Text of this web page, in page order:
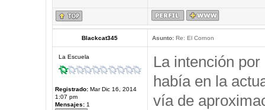
Blackcat345 Asunto:Re: El Cornon
La Escuela
Registrado:Mar Dic 16, 2014
1:07 pm
Mensajes:1
La intención
había en la
vía de